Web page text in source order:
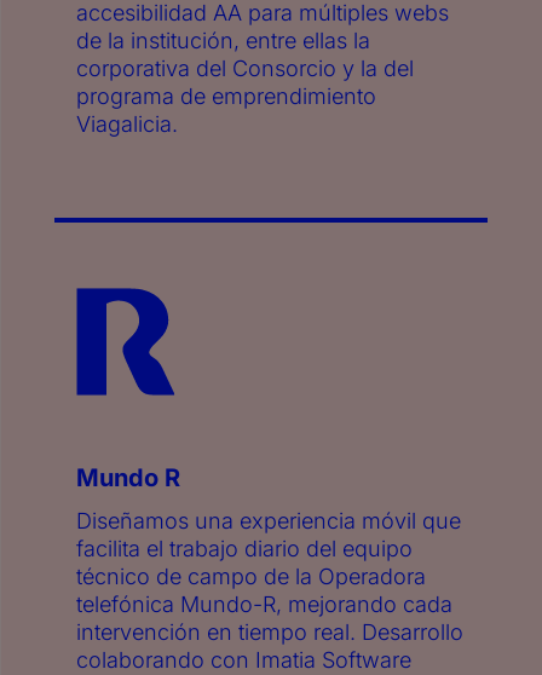
accesibilidad AA para múltiples webs
de la institución, entre ellas la
corporativa del Consorcio y la del
programa de emprendimiento
Viagalicia.
Mundo R
Diseñamos una experiencia móvil que
facilita el trabajo diario del equipo
técnico de campo de la Operadora
telefónica Mundo-R, mejorando cada
intervención en tiempo real. Desarrollo
colaborando con Imatia Software